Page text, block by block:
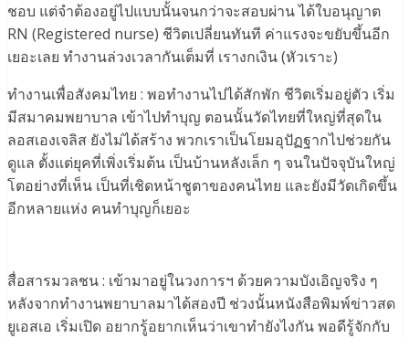
ชอบ แต่จำต้องอยู่ไปแบบนั้นจนกว่าจะสอบผ่าน ได้ใบอนุญาต
RN (Registered nurse) ชีวิตเปลี่ยนทันที ค่าแรงจะขยับขึ้นอีก
เยอะเลย ทำงานล่วงเวลากันเต็มที่ เรางกเงิน (หัวเราะ)
ทำงานเพื่อสังคมไทย : พอทำงานไปได้สักพัก ชีวิตเริ่มอยู่ตัว เริ่ม
มีสมาคมพยาบาล เข้าไปทำบุญ ตอนนั้นวัดไทยที่ใหญ่ที่สุดใน
ลอสเองเจลิส ยังไม่ได้สร้าง พวกเราเป็นโยมอุปัฏฐากไปช่วยกัน
ดูแล ตั้งแต่ยุคที่เพิ่งเริ่มต้น เป็นบ้านหลังเล็ก ๆ จนในปัจจุบันใหญ่
โตอย่างที่เห็น เป็นที่เชิดหน้าชูตาของคนไทย และยังมีวัดเกิดขึ้น
อีกหลายแห่ง คนทำบุญก็เยอะ
สื่อสารมวลชน : เข้ามาอยู่ในวงการฯ ด้วยความบังเอิญจริง ๆ
หลังจากทำงานพยาบาลมาได้สองปี ช่วงนั้นหนังสือพิมพ์ข่าวสด
ยูเอสเอ เริ่มเปิด อยากรู้อยากเห็นว่าเขาทำยังไงกัน พอดีรู้จักกับ